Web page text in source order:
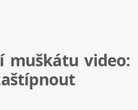
muškátu video: